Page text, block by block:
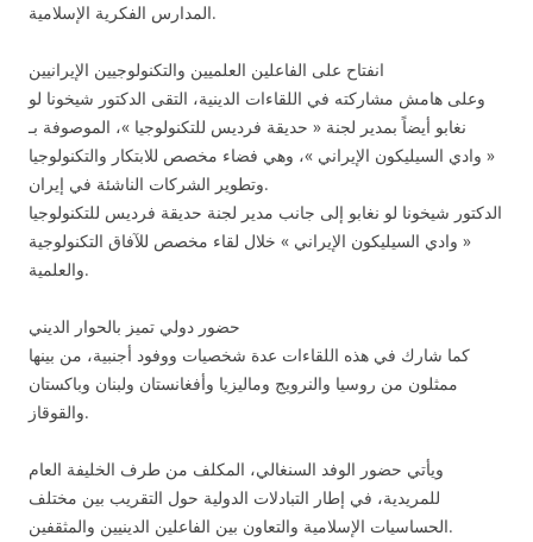
المدارس الفكرية الإسلامية.
انفتاح على الفاعلين العلميين والتكنولوجيين الإيرانيين
وعلى هامش مشاركته في اللقاءات الدينية، التقى الدكتور شيخونا لو
نغابو أيضاً بمدير لجنة « حديقة فرديس للتكنولوجيا »، الموصوفة بـ
« وادي السيليكون الإيراني »، وهي فضاء مخصص للابتكار والتكنولوجيا
وتطوير الشركات الناشئة في إيران.
الدكتور شيخونا لو نغابو إلى جانب مدير لجنة حديقة فرديس للتكنولوجيا
« وادي السيليكون الإيراني » خلال لقاء مخصص للآفاق التكنولوجية
والعلمية.
حضور دولي تميز بالحوار الديني
كما شارك في هذه اللقاءات عدة شخصيات ووفود أجنبية، من بينها
ممثلون من روسيا والنرويج وماليزيا وأفغانستان ولبنان وباكستان
والقوقاز.
ويأتي حضور الوفد السنغالي، المكلف من طرف الخليفة العام
للمريدية، في إطار التبادلات الدولية حول التقريب بين مختلف
الحساسيات الإسلامية والتعاون بين الفاعلين الدينيين والمثقفين.